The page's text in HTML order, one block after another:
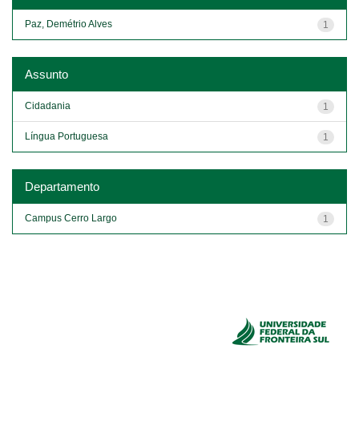
1
Paz, Demétrio Alves
Assunto
1
Cidadania
1
Língua Portuguesa
Departamento
1
Campus Cerro Largo